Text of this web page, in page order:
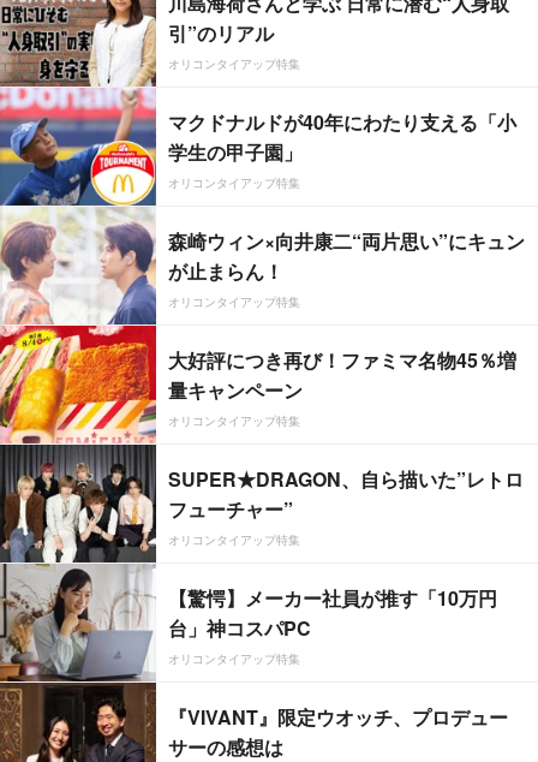
引”のリアル
オリコンタイアップ特集
マクドナルドが40年にわたり支える「小
学生の甲子園」
オリコンタイアップ特集
森崎ウィン×向井康二“両片思い”にキュン
が止まらん！
オリコンタイアップ特集
大好評につき再び！ファミマ名物45％増
量キャンペーン
オリコンタイアップ特集
SUPER★DRAGON、自ら描いた”レトロ
フューチャー”
オリコンタイアップ特集
【驚愕】メーカー社員が推す「10万円
台」神コスパPC
オリコンタイアップ特集
『VIVANT』限定ウオッチ、プロデュー
サーの感想は